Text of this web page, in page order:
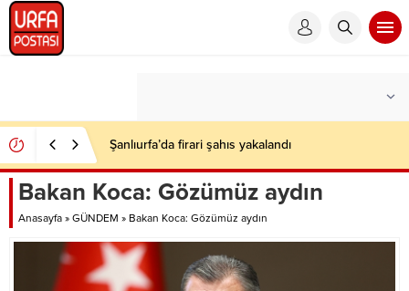
Şanlıurfa’da firari şahıs yakalandı
Bakan Koca: Gözümüz aydın
Anasayfa » GÜNDEM » Bakan Koca: Gözümüz aydın